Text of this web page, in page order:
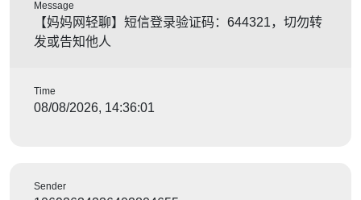
Message
【妈妈网轻聊】短信登录验证码：644321，切勿转
发或告知他人
Time
08/08/2026, 14:36:01
Sender